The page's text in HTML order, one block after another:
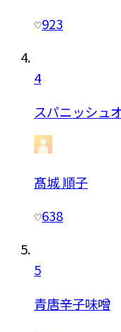
923
4
スパニッシュ
髙城 順子
638
5
青唐辛子味噌